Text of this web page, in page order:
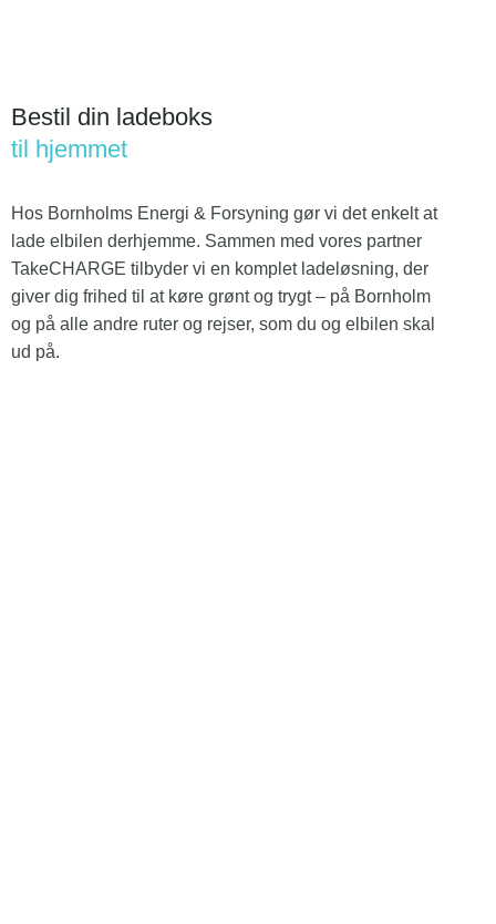
Bestil din ladeboks
til hjemmet
Hos Bornholms Energi & Forsyning gør vi det enkelt at
lade elbilen derhjemme. Sammen med vores partner
TakeCHARGE tilbyder vi en komplet ladeløsning, der
giver dig frihed til at køre grønt og trygt – på Bornholm
og på alle andre ruter og rejser, som du og elbilen skal
ud på.